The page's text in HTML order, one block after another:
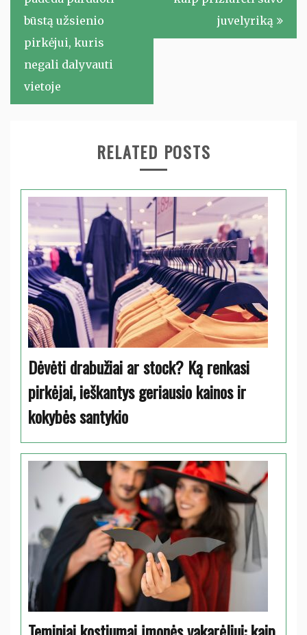
įrašų
būstą užsienio
pirkėjui, kuris
negali dalyvauti
vietoje
juvelyriką
RELATED POSTS
Dėvėti drabužiai ar stock? Ką renkasi
pirkėjai, ieškantys geriausio kainos ir
kokybės santykio